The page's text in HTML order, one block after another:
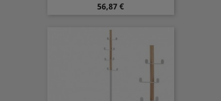
Preis
56,87 €